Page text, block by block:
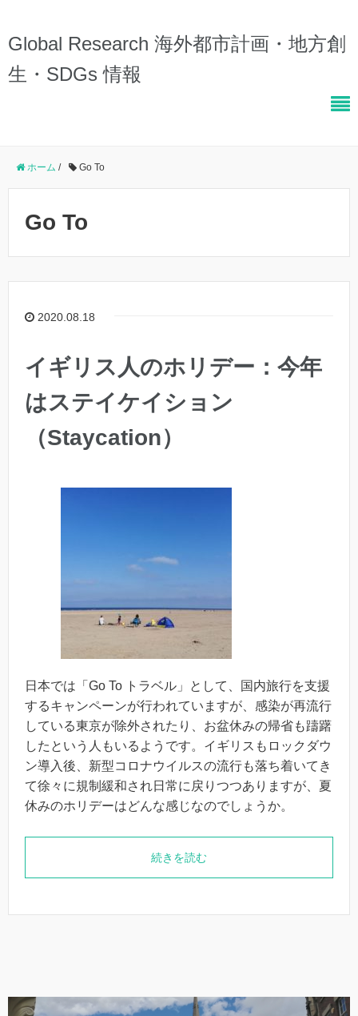
Global Research 海外都市計画・地方創
生・SDGs 情報
ホーム / Go To
Go To
2020.08.18
イギリス人のホリデー：今年
はステイケイション
（Staycation）
日本では「Go To トラベル」として、国内旅行を支援
するキャンペーンが行われていますが、感染が再流行
している東京が除外されたり、お盆休みの帰省も躊躇
したという人もいるようです。イギリスもロックダウ
ン導入後、新型コロナウイルスの流行も落ち着いてき
て徐々に規制緩和され日常に戻りつつありますが、夏
休みのホリデーはどんな感じなのでしょうか。
続きを読む